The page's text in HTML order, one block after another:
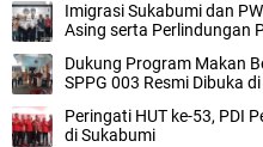
Imigrasi Sukabumi dan
Asing serta Perlindungan
Dukung Program Makan
SPPG 003 Resmi Dibuka
Peringati HUT ke-53, PDI
di Sukabumi